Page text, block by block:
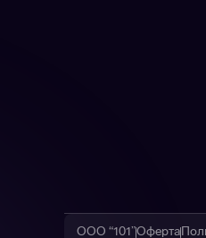
ООО “101”Оферта